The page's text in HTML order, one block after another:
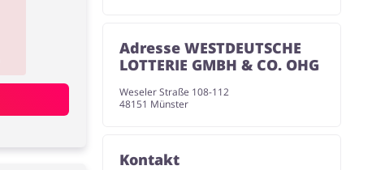
Adresse WESTDEUTSCHE
LOTTERIE GMBH & CO. OHG
Weseler Straße 108-112
48151 Münster
Kontakt